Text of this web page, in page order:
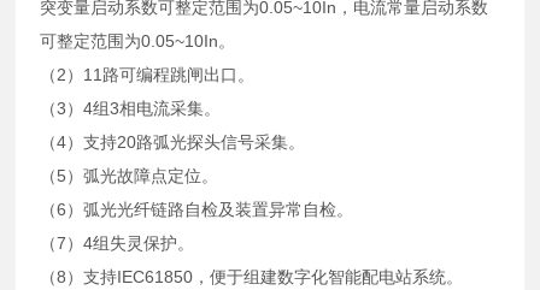
突变量启动系数可整定范围为0.05~10In，电流常量启动系数
可整定范围为0.05~10In。
（2）11路可编程跳闸出口。
（3）4组3相电流采集。
（4）支持20路弧光探头信号采集。
（5）弧光故障点定位。
（6）弧光光纤链路自检及装置异常自检。
（7）4组失灵保护。
（8）支持IEC61850，便于组建数字化智能配电站系统。